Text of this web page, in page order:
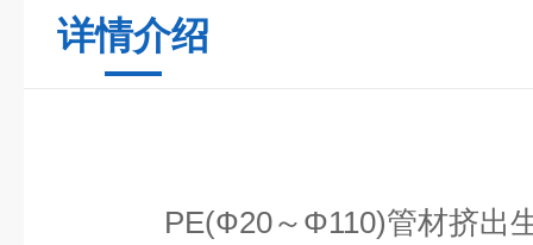
详情介绍
PE(Ф20～Φ110)管材挤出